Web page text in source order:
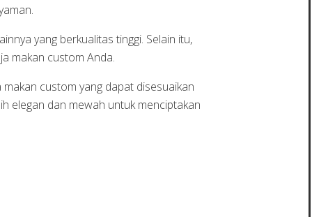
yang berkualitas tinggi. Selain itu,
makan custom Anda.
custom yang dapat disesuaikan
elegan dan mewah untuk menciptakan